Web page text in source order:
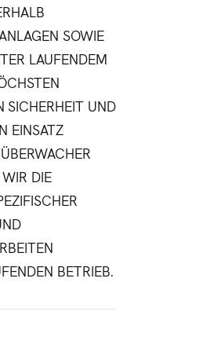
SOWIE
LAUFENDEM
SICHERHEIT UND
EINSATZ
DIE
BETRIEB.